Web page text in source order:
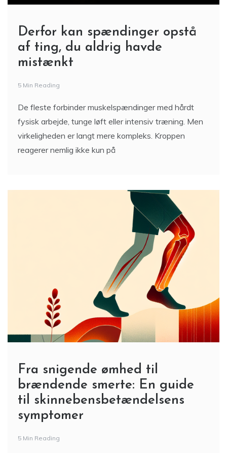
Derfor kan spændinger opstå
af ting, du aldrig havde
mistænkt
5 Min Reading
De fleste forbinder muskelspændinger med hårdt
fysisk arbejde, tunge løft eller intensiv træning. Men
virkeligheden er langt mere kompleks. Kroppen
reagerer nemlig ikke kun på
Fra snigende ømhed til
brændende smerte: En guide
til skinnebensbetændelsens
symptomer
5 Min Reading